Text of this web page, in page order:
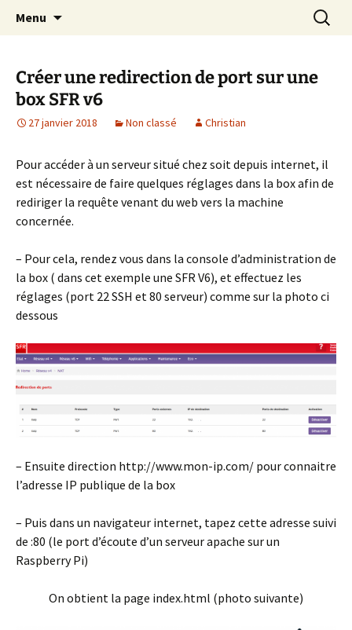
Christian Pc
Cours Dépannages informatique
Interventions rapides création de sites
Menu
Créer une redirection de port sur une
box SFR v6
27 janvier 2018 Non classé Christian
Pour accéder à un serveur situé chez soit depuis internet, il
est nécessaire de faire quelques réglages dans la box afin de
rediriger la requête venant du web vers la machine
concernée.
– Pour cela, rendez vous dans la console d’administration de
la box ( dans cet exemple une SFR V6), et effectuez les
réglages (port 22 SSH et 80 serveur) comme sur la photo ci
dessous
– Ensuite direction http://www.mon-ip.com/ pour connaitre
l’adresse IP publique de la box
– Puis dans un navigateur internet, tapez cette adresse suivi
de :80 (le port d’écoute d’un serveur apache sur un
Raspberry Pi)
On obtient la page index.html (photo suivante)